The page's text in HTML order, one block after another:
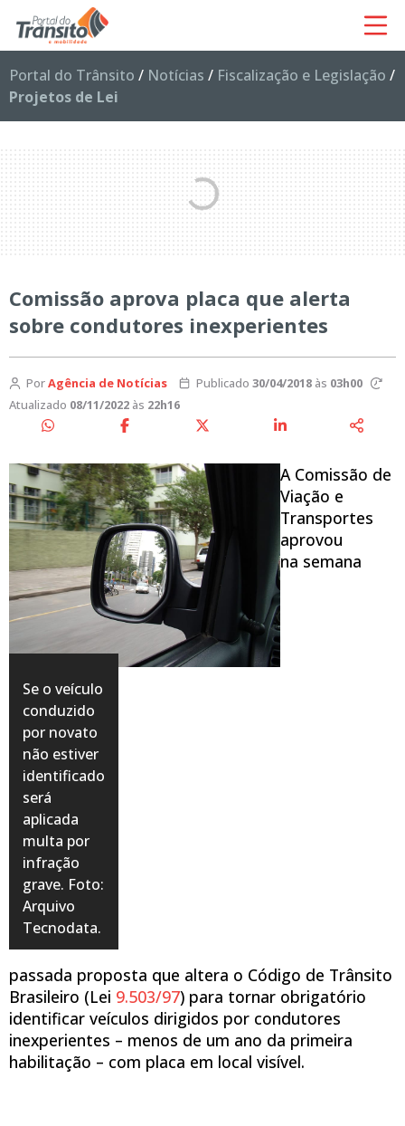
Portal do Trânsito / Notícias / Fiscalização e Legislação /
Projetos de Lei
Comissão aprova placa que alerta
sobre condutores inexperientes
PorAgência de Notícias Publicado 30/04/2018às 03h00
Atualizado 08/11/2022 às 22h16
Se o veículo
conduzido
por novato
não estiver
identificado
será
aplicada
multa por
infração
grave. Foto:
Arquivo
Tecnodata.
A Comissão de
Viação e
Transportes
aprovou
na semana
passada proposta que altera o Código de Trânsito
Brasileiro (Lei 9.503/97) para tornar obrigatório
identificar veículos dirigidos por condutores
inexperientes – menos de um ano da primeira
habilitação – com placa em local visível.